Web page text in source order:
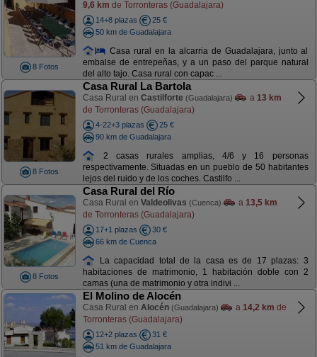
8 Fotos
9,6 km de Torronteras (Guadalajara)
14+8 plazas
25 €
50 km de Guadalajara
Casa rural en la alcarria de Guadalajara, junto al
embalse de entrepeñas, y a un paso del parque natural
del alto tajo. Casa rural con capac ...
8 Fotos
Casa Rural La Bartola
Casa Rural en Castilforte (Guadalajara) a 13 km
de Torronteras (Guadalajara)
4-22+3 plazas
25 €
90 km de Guadalajara
2 casas rurales amplias, 4/6 y 16 personas
respectivamente. Situadas en un pueblo de 50 habitantes
lejos del ruido y de los coches. Castilfo ...
8 Fotos
Casa Rural del Río
Casa Rural en Valdeolivas (Cuenca) a 13,5 km
de Torronteras (Guadalajara)
17+1 plazas
30 €
66 km de Cuenca
La capacidad total de la casa es de 17 plazas: 3
habitaciones de matrimonio, 1 habitación doble con 2
camas (una de matrimonio y otra indivi ...
El Molino de Alocén
Casa Rural en Alocén (Guadalajara) a 14,2 km de
Torronteras (Guadalajara)
12+2 plazas
31 €
51 km de Guadalajara